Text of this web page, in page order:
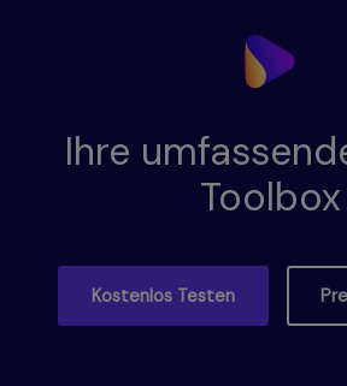
Ihre
Toolbox
Kostenlos Testen